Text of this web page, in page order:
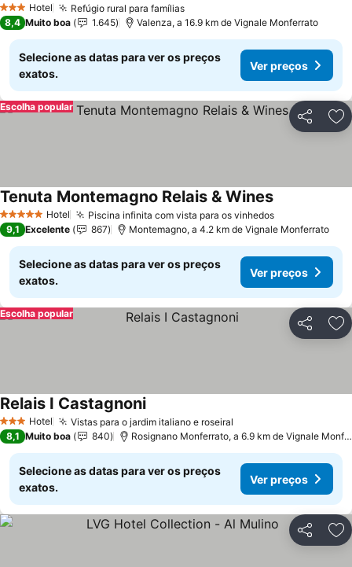
3 EstrelasHotel Refúgio rural para famílias
8,4 Muito boa 1.645 Valenza, a 16.9 km de Vignale Monferrato
Selecione as datas para ver os preços
exatos.
Ver preços
Partilhar
Escolha popular
5 Estrelas Hotel Piscina infinita com vista para os vinhedos
Tenuta Montemagno Relais & Wines
9,1 Excelente 867 Montemagno, a 4.2 km de Vignale Monferrato
Selecione as datas para ver os preços
exatos.
Ver preços
Partilhar
Escolha popular
3 EstrelasHotel Vistas para o jardim italiano e roseiral
Relais I Castagnoni
8,1 Muito boa 840 Rosignano Monferrato, a 6.9 km de Vignale Monferrato
Selecione as datas para ver os preços
exatos.
Ver preços
Partilhar